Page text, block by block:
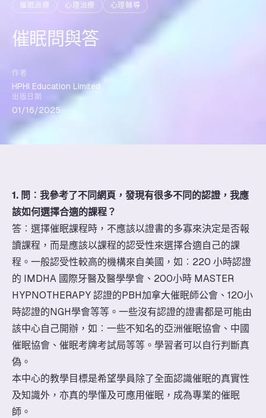
催眠治療 心理治療 心理輔導
​催眠問與答
作者
HPHI Education Limited
出版日期
01/16/2025
1. 問︰我參考了不同網頁，發現有很多不同的認證，我應
該如何選擇合適的課程？
答︰選擇催眠課程時，不應該以證書的多寡來決定是否報
讀課程，而是應該以課程的認受性來選擇合適自己的課
程。一般認受性較高的機構來自美國，如︰220 小時認證
的 IMDHA 國際牙醫及醫學學會、200小時 MASTER
HYPNOTHERAPY 認證的PBH加拿大催眠師公會、120小
時認證的NGH學會等等。一些沒有認證的證書都是可能由
該中心自己開辦，如︰一些不知名的亞洲催眠協會、中國
催眠協會、催眠考牌考試局等等。學習者可以自行判斷真
偽。
本中心的教學目標是希望學員除了全面認識催眠的真實性
及知識外，亦真的學懂及可應用催眠，成為專業的催眠
師。